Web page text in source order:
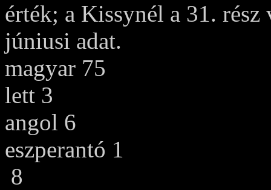
érték; a Kissynél a 31.
júniusi adat.
magyar 75
lett 3
angol 6
eszperantó 1
8